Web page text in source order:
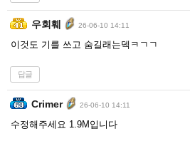
우회훼 26-06-10 14:11
이것도 기를 쓰고 숨길래는덱ㅋㄱㄱ
답글
Crimer 26-06-10 14:11
수정해주세요 1.9M입니다